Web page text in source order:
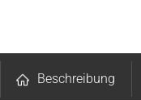
Beschreibung